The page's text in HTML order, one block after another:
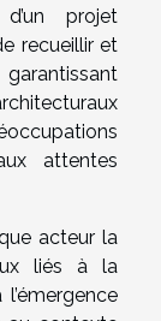
projet
recueillir et
attentes
acteur la
liés à la